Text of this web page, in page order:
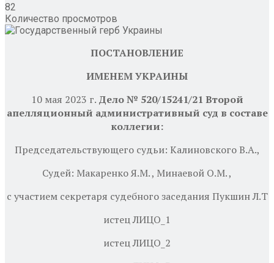
82
Количество просмотров
ПОСТАНОВЛЕНИЕ
ИМЕНЕМ УКРАИНЫ
10 мая 2023 г. Дело № 520/15241/21 Второй
апелляционный административный суд в составе
коллегии:
Председательствующего судьи: Калиновского В.А.,
Судей: Макаренко Я.М. , Минаевой О.М. ,
с участием секретаря судебного заседания Пукшин Л.Т
истец ЛИЦО_1
истец ЛИЦО_2